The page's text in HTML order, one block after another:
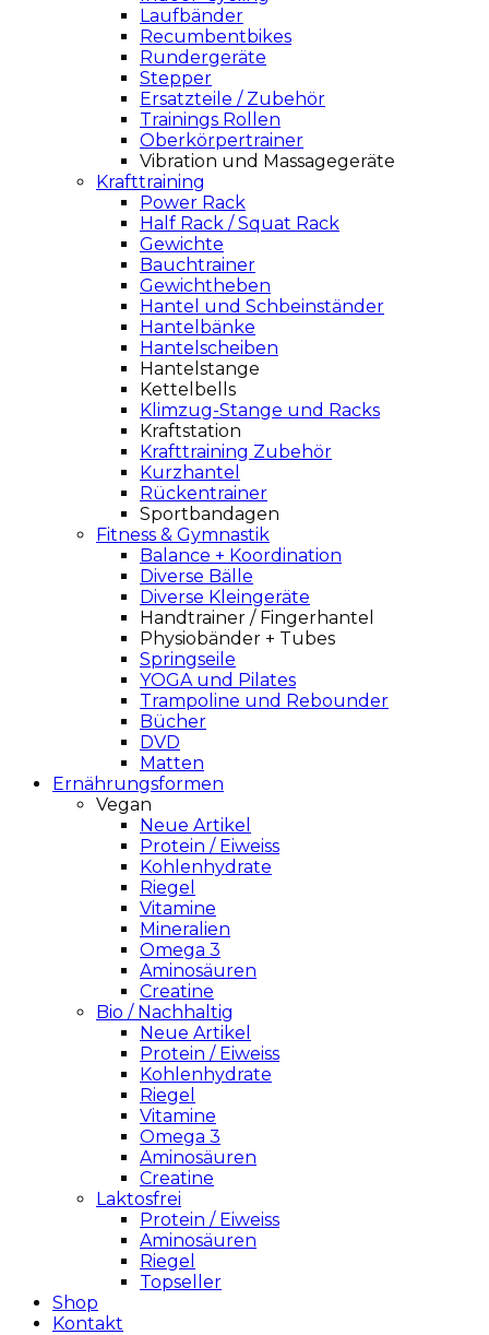
Laufbänder
Recumbentbikes
Rundergeräte
Stepper
Ersatzteile / Zubehör
Trainings Rollen
Oberkörpertrainer
Vibration und Massagegeräte
Krafttraining
Power Rack
Half Rack / Squat Rack
Gewichte
Bauchtrainer
Gewichtheben
Hantel und Schbeinständer
Hantelbänke
Hantelscheiben
Hantelstange
Kettelbells
Klimzug-Stange und Racks
Kraftstation
Krafttraining Zubehör
Kurzhantel
Rückentrainer
Sportbandagen
Fitness & Gymnastik
Balance + Koordination
Diverse Bälle
Diverse Kleingeräte
Handtrainer / Fingerhantel
Physiobänder + Tubes
Springseile
YOGA und Pilates
Trampoline und Rebounder
Bücher
DVD
Matten
Ernährungsformen
Vegan
Neue Artikel
Protein / Eiweiss
Kohlenhydrate
Riegel
Vitamine
Mineralien
Omega 3
Aminosäuren
Creatine
Bio / Nachhaltig
Neue Artikel
Protein / Eiweiss
Kohlenhydrate
Riegel
Vitamine
Omega 3
Aminosäuren
Creatine
Laktosfrei
Protein / Eiweiss
Aminosäuren
Riegel
Topseller
Shop
Kontakt